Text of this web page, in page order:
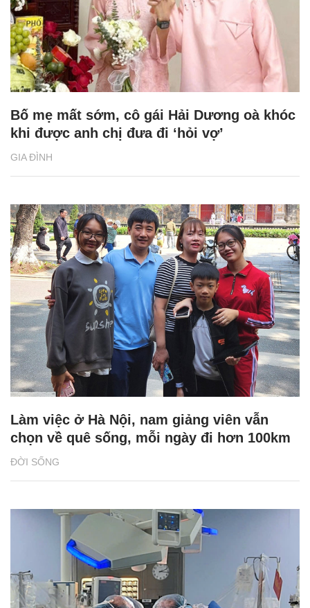
GIA ĐÌNH
Bố mẹ mất sớm, cô gái Hải Dương oà khóc
khi được anh chị đưa đi ‘hỏi vợ’
ĐỜI SỐNG
Làm việc ở Hà Nội, nam giảng viên vẫn
chọn về quê sống, mỗi ngày đi hơn 100km